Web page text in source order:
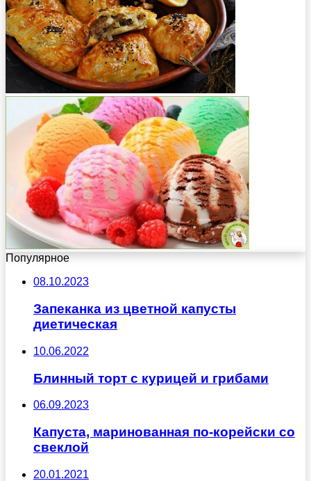
Популярное
08.10.2023
Запеканка из цветной капусты
диетическая
10.06.2022
Блинный торт с курицей и грибами
06.09.2023
Капуста, маринованная по-корейски со
свеклой
20.01.2021